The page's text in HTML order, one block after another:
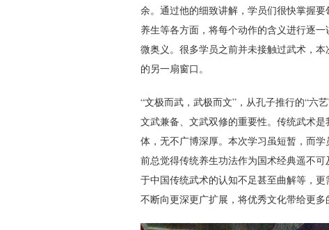
余。通过他的细致讲解，学员们很快掌握
养生等各方面，将每个动作的含义进行逐
微奥义。很多学员之前并未接触过武术，
的另一扇窗口。
“文极而武，武极而文”，从孔子推行的“六
文武兼备、文武双修的重要性。传统武术
体，无不广博深厚。本次学习虽短暂，而
前总觉得传统养生功法作为国术经典遥不
于中国传统武术的认知不足甚至曲解等，
不断向更深更广扩展，将优秀文化带给更多